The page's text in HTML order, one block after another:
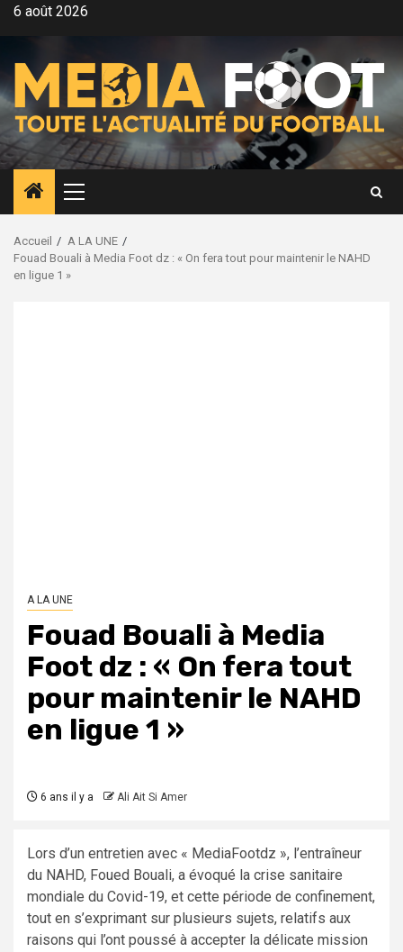
Aller6 août 2026
Menu
principal
Accueil
A LA UNE
Fouad Bouali à Media Foot dz : « On fera tout pour maintenir le NAHD
en ligue 1 »
A LA UNE
Fouad Bouali à Media
Foot dz : « On fera tout
pour maintenir le NAHD
en ligue 1 »
6 ans il y a Ali Ait Si Amer
Lors d’un entretien avec « MediaFootdz », l’entraîneur
du NAHD, Foued Bouali, a évoqué la crise sanitaire
mondiale du Covid-19, et cette période de confinement,
tout en s’exprimant sur plusieurs sujets, relatifs aux
raisons qui l’ont poussé à accepter la délicate mission